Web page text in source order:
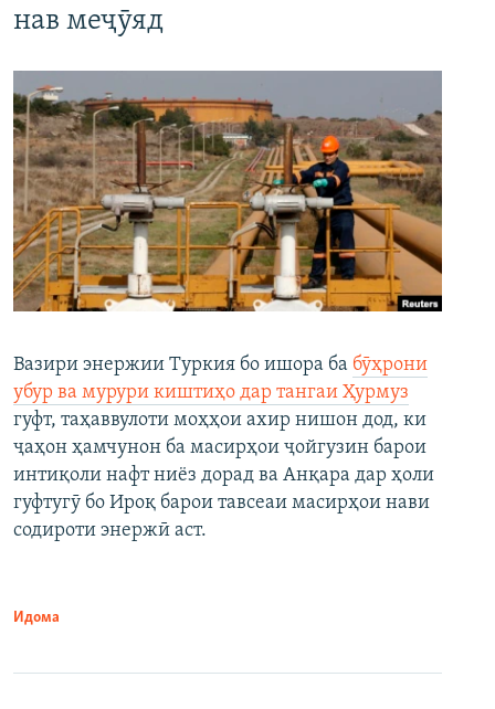
нав меҷӯяд
Вазири энержии Туркия бо ишора ба бӯҳрони
убур ва мурури киштиҳо дар тангаи Ҳурмуз
гуфт, таҳаввулоти моҳҳои ахир нишон дод, ки
ҷаҳон ҳамчунон ба масирҳои ҷойгузин барои
интиқоли нафт ниёз дорад ва Анқара дар ҳоли
гуфтугӯ бо Ироқ барои тавсеаи масирҳои нави
содироти энержӣ аст.
Идома